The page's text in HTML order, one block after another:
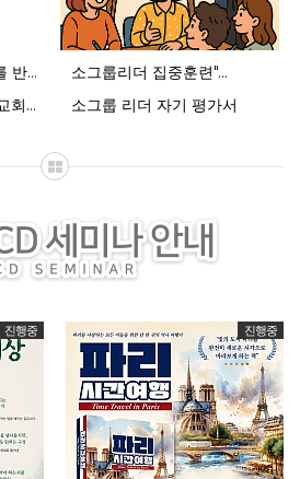
반영한 설…
를 위한 …
반…
소그룹리더 집중훈련"…
기능적 조직, 살아있는 교회를…
소그룹 리더 자기 평가서
진행중 진행중